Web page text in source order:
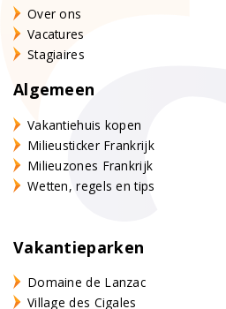
Over ons
Vacatures
Stagiaires
Algemeen
Vakantiehuis kopen
Milieusticker Frankrijk
Milieuzones Frankrijk
Wetten, regels en tips
Vakantieparken
Domaine de Lanzac
Village des Cigales